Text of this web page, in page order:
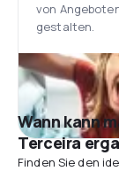
von
gestalten.
Wann kann
Terceira
Finden Sie den